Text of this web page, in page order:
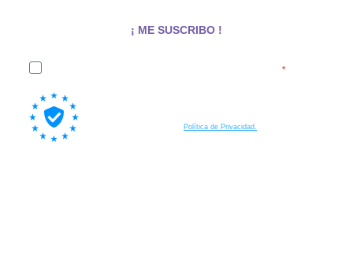
¡ ME SUSCRIBO !
Política de Privacidad.